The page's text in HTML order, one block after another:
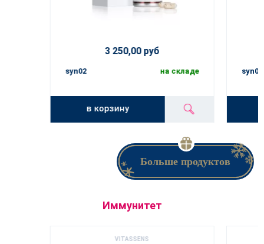
3 250,00 руб
syn02 на складе
в корзину
syn03
Больше продуктов
Иммунитет
VITASSENS